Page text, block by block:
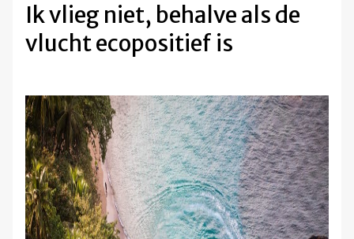
Ik vlieg niet, behalve als de
vlucht ecopositief is